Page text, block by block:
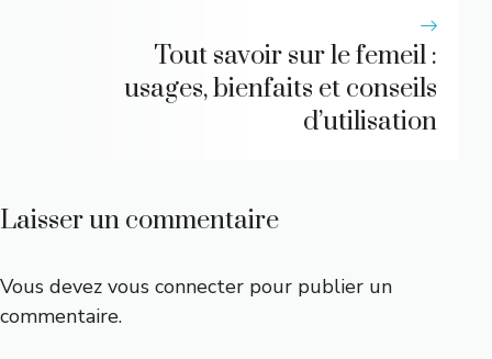
Tout savoir sur le femeil :
usages, bienfaits et conseils
d’utilisation
Laisser un commentaire
Vous devez vous connecter pour publier un
commentaire.